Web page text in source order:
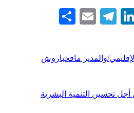
Messenger
LinkedIn
Telegram
Email
والمدير مافخباروش
تحسين التنمية البشرية